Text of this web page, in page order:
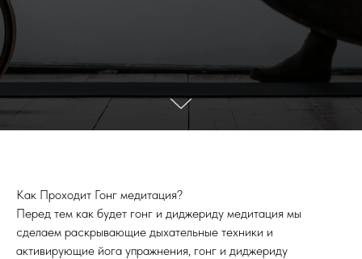
Как Проходит Гонг медитация?
Перед тем как будет гонг и диджериду медитация мы
сделаем раскрывающие дыхательные техники и
активирующие йога упражнения, гонг и диджериду